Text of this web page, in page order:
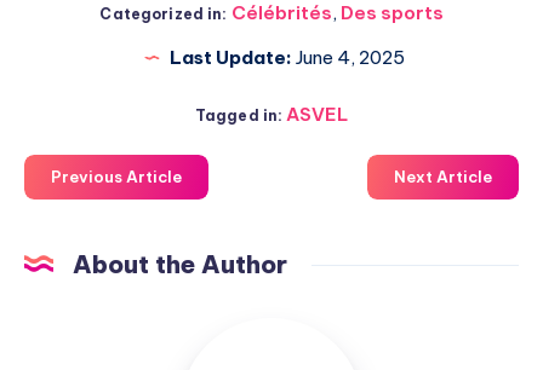
Categorized in: Célébrités, Des sports
Last Update: June 4, 2025
Tagged in: ASVEL
Previous Article Next Article
About the Author